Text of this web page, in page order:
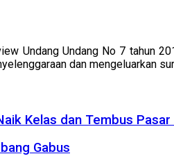
Undang Undang No 7 tahun
dan mengeluarkan
Kelas dan Tembus Pasar
Gabus